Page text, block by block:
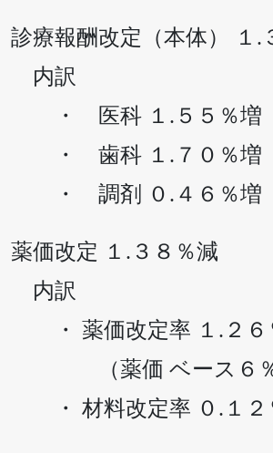
診療報酬改定（本体） １.
内訳
・ 医科 １.５５％増
・ 歯科 １.７０％増
・ 調剤 ０.４６％増
薬価改定 １.３８％減
内訳
・ 薬価改定率 １.２６
（薬価 ベース６％
・ 材料改定率 ０.１２